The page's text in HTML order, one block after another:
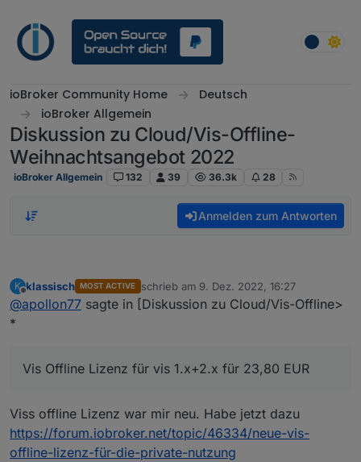
ioBroker Community Home
Deutsch
ioBroker Allgemein
Diskussion zu Cloud/Vis-Offline-
Weihnachtsangebot 2022
ioBroker Allgemein 132 39 36.3k 28
Anmelden zum Antworten
K
Offline
klassisch MOST ACTIVE schrieb am 9. Dez. 2022, 16:27
zuletzt editiert von
@apollon77 sagte in [Diskussion zu Cloud/Vis-Offline>
*
Vis Offline Lizenz für vis 1.x+2.x für 23,80 EUR
Viss offline Lizenz war mir neu. Habe jetzt dazu
https://forum.iobroker.net/topic/46334/neue-vis-
offline-lizenz-für-die-private-nutzung